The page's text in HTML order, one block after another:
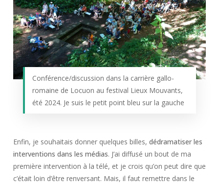
Conférence/discussion dans la carrière gallo-
romaine de Locuon au festival Lieux Mouvants,
été 2024. Je suis le petit point bleu sur la gauche
Enfin, je souhaitais donner quelques billes, dédramatiser les
interventions dans les médias. J’ai diffusé un bout de ma
première intervention à la télé, et je crois qu’on peut dire que
c’était loin d’être renversant. Mais, il faut remettre dans le